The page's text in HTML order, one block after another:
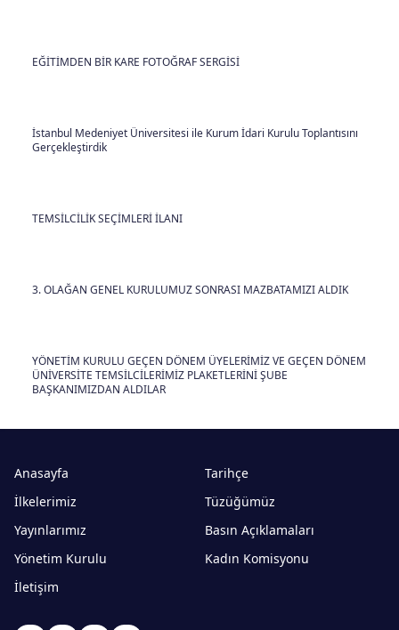
EĞİTİMDEN BİR KARE FOTOĞRAF SERGİSİ
İstanbul Medeniyet Üniversitesi ile Kurum İdari Kurulu Toplantısını
Gerçekleştirdik
TEMSİLCİLİK SEÇİMLERİ İLANI
3. OLAĞAN GENEL KURULUMUZ SONRASI MAZBATAMIZI ALDIK
YÖNETİM KURULU GEÇEN DÖNEM ÜYELERİMİZ VE GEÇEN DÖNEM
ÜNİVERSİTE TEMSİLCİLERİMİZ PLAKETLERİNİ ŞUBE
BAŞKANIMIZDAN ALDILAR
Anasayfa
Tarihçe
İlkelerimiz
Tüzüğümüz
Yayınlarımız
Basın Açıklamaları
Yönetim Kurulu
Kadın Komisyonu
İletişim